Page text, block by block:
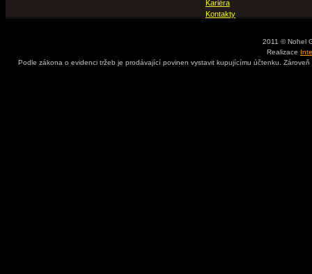
Kariéra
Kontakty
2011 © Nohel
Realizace
Podle zákona o evidenci tržeb je prodávající povinen vystavit kupujícímu účtenku.